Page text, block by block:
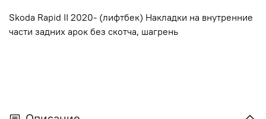
Skoda Rapid II 2020- (лифтбек) Накладки на внутренние
части задних арок без скотча, шагрень